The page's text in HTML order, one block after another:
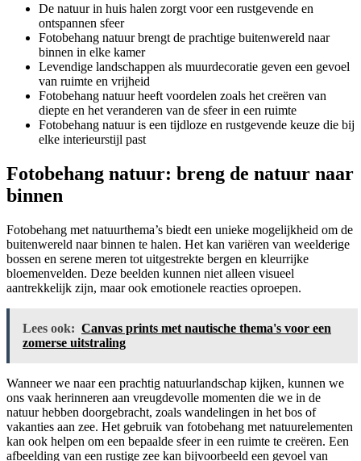
De natuur in huis halen zorgt voor een rustgevende en
ontspannen sfeer
Fotobehang natuur brengt de prachtige buitenwereld naar
binnen in elke kamer
Levendige landschappen als muurdecoratie geven een gevoel
van ruimte en vrijheid
Fotobehang natuur heeft voordelen zoals het creëren van
diepte en het veranderen van de sfeer in een ruimte
Fotobehang natuur is een tijdloze en rustgevende keuze die bij
elke interieurstijl past
Fotobehang natuur: breng de natuur naar
binnen
Fotobehang met natuurthema’s biedt een unieke mogelijkheid om de
buitenwereld naar binnen te halen. Het kan variëren van weelderige
bossen en serene meren tot uitgestrekte bergen en kleurrijke
bloemenvelden. Deze beelden kunnen niet alleen visueel
aantrekkelijk zijn, maar ook emotionele reacties oproepen.
Lees ook: Canvas prints met nautische thema's voor een
zomerse uitstraling
Wanneer we naar een prachtig natuurlandschap kijken, kunnen we
ons vaak herinneren aan vreugdevolle momenten die we in de
natuur hebben doorgebracht, zoals wandelingen in het bos of
vakanties aan zee. Het gebruik van fotobehang met natuurelementen
kan ook helpen om een bepaalde sfeer in een ruimte te creëren. Een
afbeelding van een rustige zee kan bijvoorbeeld een gevoel van